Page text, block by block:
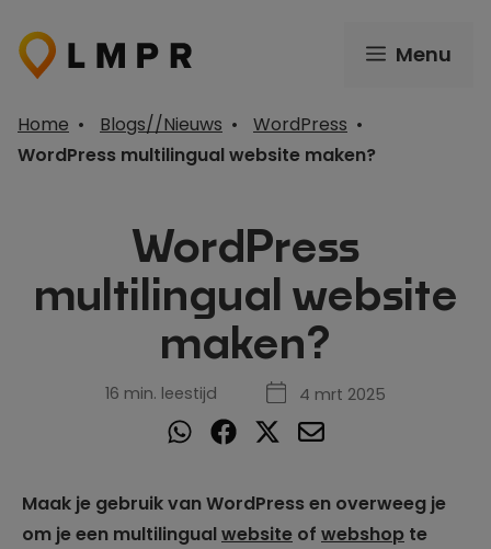
naar
Menu
Home • Blogs//Nieuws • WordPress •
WordPress multilingual website maken?
WordPress
multilingual website
maken?
16 min. leestijd 4 mrt 2025
Maak je gebruik van WordPress en overweeg je
om je een multilingualwebsite of webshop te